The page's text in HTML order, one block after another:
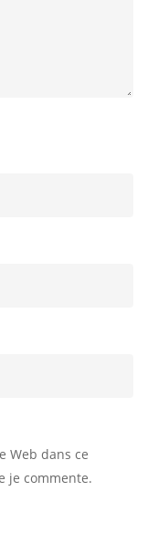
Web dans ce
je commente.